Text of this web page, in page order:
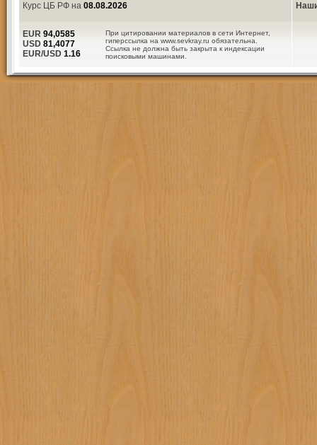
Курс ЦБ РФ на 08.08.2026
При цитировании материалов в сети Интернет,
гиперссылка на www.sevkray.ru обязательна.
Ссылка не должна быть закрыта к индексации
поисковыми машинами.
EUR 94,0585
USD 81,4077
EUR/USD 1.16